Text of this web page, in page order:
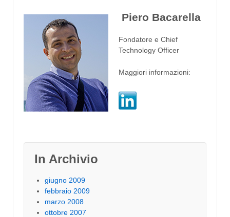
Piero Bacarella
Fondatore e Chief
Technology Officer
Maggiori informazioni:
In Archivio
giugno 2009
febbraio 2009
marzo 2008
ottobre 2007